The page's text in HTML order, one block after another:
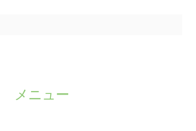
メニュー